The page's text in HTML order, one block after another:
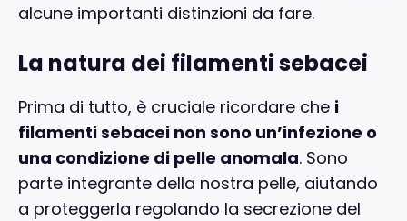
alcune importanti distinzioni da fare.
La natura dei filamenti sebacei
Prima di tutto, è cruciale ricordare che i
filamenti sebacei non sono un’infezione o
una condizione di pelle anomala. Sono
parte integrante della nostra pelle, aiutando
a proteggerla regolando la secrezione del